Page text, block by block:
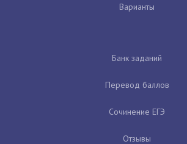
Варианты
Банк заданий
Перевод баллов
Сочинение ЕГЭ
Отзывы